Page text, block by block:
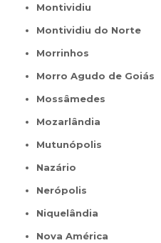
Montividiu
Montividiu do Norte
Morrinhos
Morro Agudo de Goiás
Mossâmedes
Mozarlândia
Mutunópolis
Nazário
Nerópolis
Niquelândia
Nova América